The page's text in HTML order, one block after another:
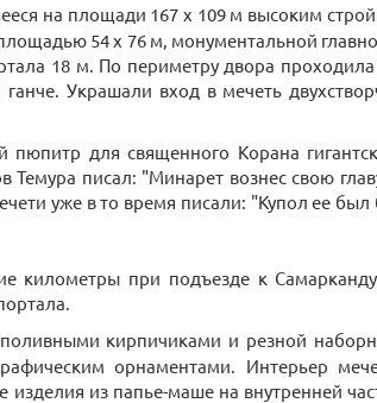
на площади 167 х 109 м высоким
54 х 76 м, монументальной
18 м. По периметру двора
Украшали вход в мечеть
для священного Корана
писал: "Минарет вознес свою
уже в то время писали: "Купол ее
километры при подъезде к
кирпичиками и резной
орнаментами. Интерьер
изделия из папье-маше на внутренней